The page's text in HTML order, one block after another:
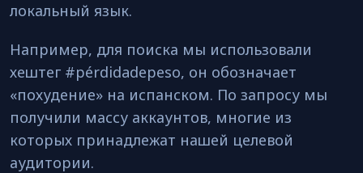
локальный язык.
Например, для поиска мы использовали
хештег #pérdidadepeso, он обозначает
«похудение» на испанском. По запросу мы
получили массу аккаунтов, многие из
которых принадлежат нашей целевой
аудитории.